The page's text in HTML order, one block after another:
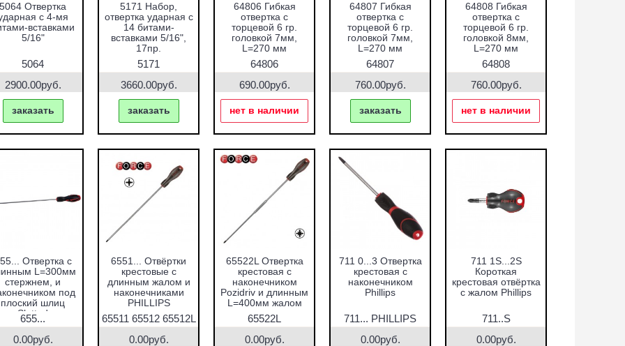
5064 Отвертка
с 4-мя
вставками
5/16"
5064
2900.00руб.
заказать
5171 Набор,
отвертка ударная с
14 битами-
вставками 5/16",
17пр.
5171
3660.00руб.
заказать
64806 Гибкая
отвертка с
торцевой 6 гр.
головкой 7мм,
L=270 мм
64806
690.00руб.
нет в наличии
64807 Гибкая
отвертка с
торцевой 6 гр.
головкой 7мм,
L=270 мм
64807
760.00руб.
заказать
64808 Гибкая
отвертка с
торцевой 6 гр.
головкой 8мм,
L=270 мм
64808
760.00руб.
нет в наличии
Отвертка с
L=300мм
стержнем, и
под
плоский шлиц
Slotted
655...
0.00руб.
6551... Отвёртки
крестовые с
длинным жалом и
наконечниками
PHILLIPS
65511 65512 65512L
0.00руб.
65522L Отвертка
крестовая с
наконечником
Pozidriv и длинным
L=400мм жалом
65522L
0.00руб.
711 0...3 Отвертка
крестовая с
наконечником
Phillips
711... PHILLIPS
0.00руб.
711 1S...2S
Короткая
крестовая отвёртка
с жалом Phillips
711..S
0.00руб.